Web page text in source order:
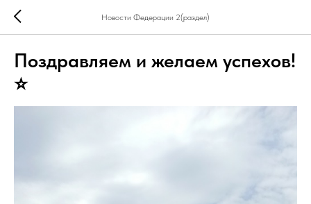
Новости Федерации 2(раздел)
Поздравляем и желаем успехов!
⭐